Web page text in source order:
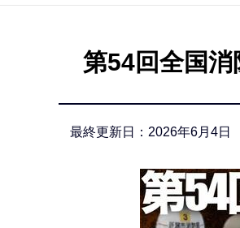
第54回全国
最終更新日：2026年6月4日